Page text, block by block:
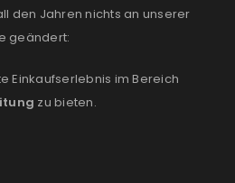
den Jahren nichts an unserer
geändert:
Einkaufserlebnis im Bereich
zu bieten.